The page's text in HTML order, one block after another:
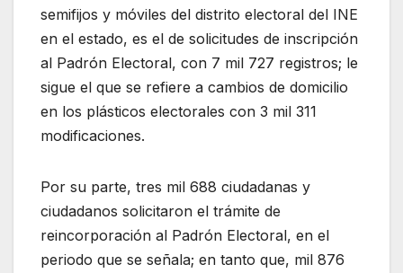
semifijos y móviles del distrito electoral del INE
en el estado, es el de solicitudes de inscripción
al Padrón Electoral, con 7 mil 727 registros; le
sigue el que se refiere a cambios de domicilio
en los plásticos electorales con 3 mil 311
modificaciones.
Por su parte, tres mil 688 ciudadanas y
ciudadanos solicitaron el trámite de
reincorporación al Padrón Electoral, en el
periodo que se señala; en tanto que, mil 876